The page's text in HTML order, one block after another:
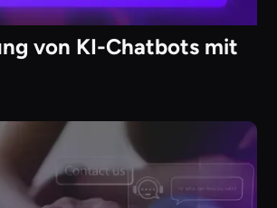
von KI-Chatbots mit